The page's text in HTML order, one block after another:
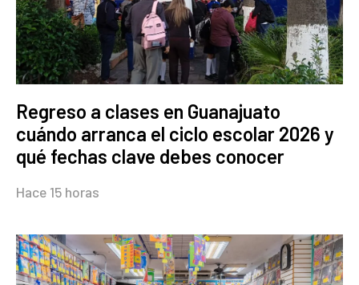
Regreso a clases en Guanajuato
cuándo arranca el ciclo escolar 2026 y
qué fechas clave debes conocer
Hace 15 horas